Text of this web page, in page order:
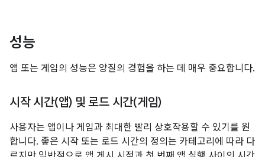
성능
앱 또는 게임의 성능은 양질의 경험을 하는 데 매우 중요합니다.
시작 시간(앱) 및 로드 시간(게임)
사용자는 앱이나 게임과 최대한 빨리 상호작용할 수 있기를 원
합니다. 좋은 시작 또는 로드 시간의 정의는 카테고리에 따라 다